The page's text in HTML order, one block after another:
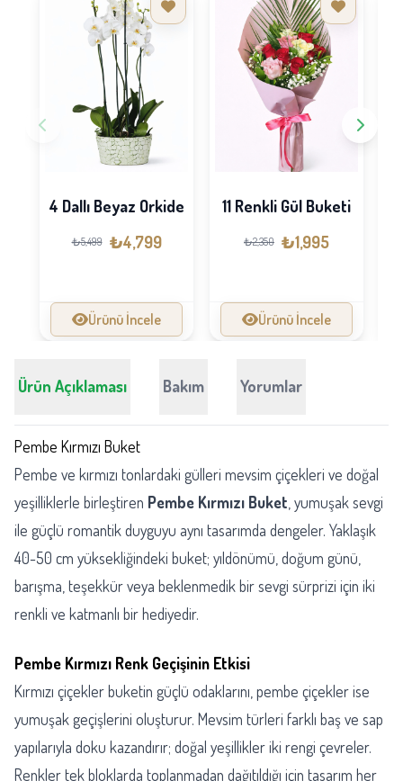
4 Dallı Beyaz Orkide
₺5,499 ₺4,799
Ürünü İncele
11 Renkli Gül Buketi
₺2,350 ₺1,995
Ürünü İncele
Ürün Açıklaması Bakım Yorumlar
Pembe Kırmızı Buket
Pembe ve kırmızı tonlardaki gülleri mevsim çiçekleri ve doğal
yeşilliklerle birleştiren Pembe Kırmızı Buket , yumuşak sevgi
ile güçlü romantik duyguyu aynı tasarımda dengeler. Yaklaşık
40-50 cm yüksekliğindeki buket; yıldönümü, doğum günü,
barışma, teşekkür veya beklenmedik bir sevgi sürprizi için iki
renkli ve katmanlı bir hediyedir.
Pembe Kırmızı Renk Geçişinin Etkisi
Kırmızı çiçekler buketin güçlü odaklarını, pembe çiçekler ise
yumuşak geçişlerini oluşturur. Mevsim türleri farklı baş ve sap
yapılarıyla doku kazandırır; doğal yeşillikler iki rengi çevreler.
Renkler tek bloklarda toplanmadan dağıtıldığı için tasarım her